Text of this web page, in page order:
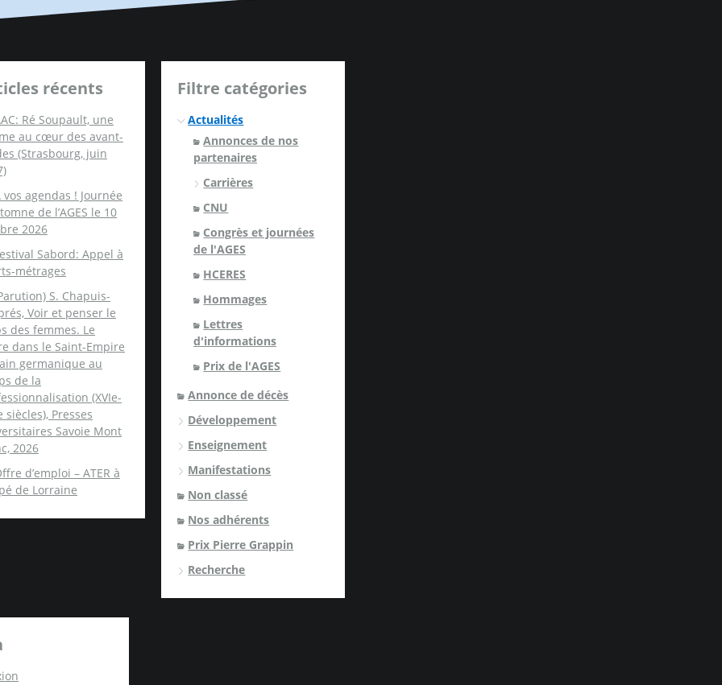
récents
Ré Soupault, une
au cœur des avant-
(Strasbourg, juin
vos agendas ! Journée
de l’AGES le 10
2026
Sabord: Appel à
métrages
S. Chapuis-
Voir et penser le
des femmes. Le
dans le Saint-Empire
germanique au
de la
(XVIe-
siècles), Presses
Savoie Mont
2026
d’emploi – ATER à
de Lorraine
Filtre catégories
Actualités
Annonces de nos
partenaires
Carrières
CNU
Congrès et journées
de l'AGES
HCERES
Hommages
Lettres
d'informations
Prix de l'AGES
Annonce de décès
Développement
Enseignement
Manifestations
Non classé
Nos adhérents
Prix Pierre Grappin
Recherche